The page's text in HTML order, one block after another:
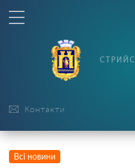
Контакти
Всі новини